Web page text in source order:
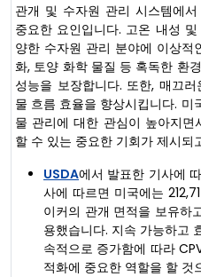
관개 및 수자원 관리 시스템에
중요한 요인입니다. 고온 내성
양한 수자원 관리 분야에 이상적
화, 토양 화학 물질 등 혹독한 환
성능을 보장합니다. 또한, 매끄
물 흐름 효율을 향상시킵니다. 미
물 관리에 대한 관심이 높아지
할 수 있는 중요한 기회가 제시되
USDA에서 발표한 기사에
사에 따르면 미국에는
이커의 관개 면적을 보유하
용했습니다. 지속 가능하고
속적으로 증가함에 따라
적화에 중요한 역할을 할 것